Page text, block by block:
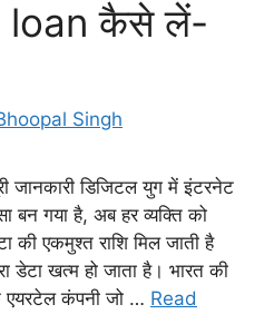
loan कैसे लें-
Singh
जानकारी डिजिटल युग में इंटरनेट
बन गया है, अब हर व्यक्ति को
की एकमुश्त राशि मिल जाती है
खत्म हो जाता है। भारत की
एयरटेल कंपनी जो … Read